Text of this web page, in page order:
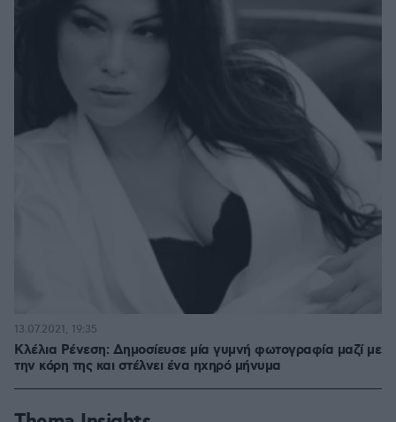
Κλέλια Ρένεση: Δημοσίευσε μία γυμνή φωτογραφία μαζί με
την κόρη της και στέλνει ένα ηχηρό μήνυμα
13.07.2021, 19:35